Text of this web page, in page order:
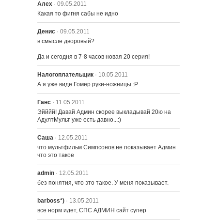
2201 – Мюзикл начальной школы
2202 – Лиза - инвестор
2203 – ДеньгоБАРТ
2204 – Дом Ужасов ХХI
Алех · 09.05.2011
Какая то фигня сабы не идно
Денис · 09.05.2011
в смысле дворовый?
Да и сегодня в 7-8 часов новая 20 серия!
Налогоплательщик · 10.05.2011
А я уже виде Гомер руки-ножницы :P
Ганс · 11.05.2011
Эйййй! Давай Админ скорее выкладывай 20ю на
АдултМульт уже есть давно...:)
Саша · 12.05.2011
что мультфильм Симпсонов не показывает Админ
что это такое
admin · 12.05.2011
без понятия, что это такое. У меня показывает.
barboss*) · 13.05.2011
все норм идет, СПС АДМИН сайт супер